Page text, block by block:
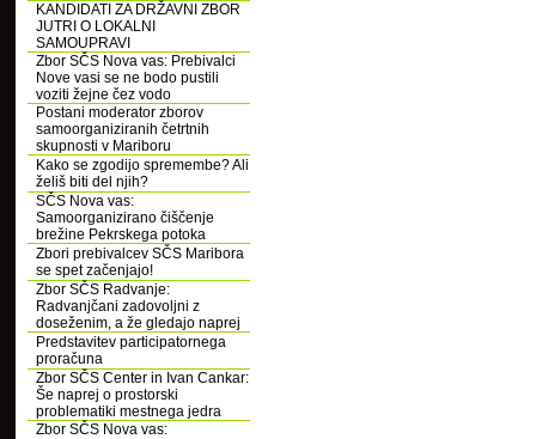
KANDIDATI ZA DRŽAVNI ZBOR
JUTRI O LOKALNI
SAMOUPRAVI
Zbor SČS Nova vas: Prebivalci
Nove vasi se ne bodo pustili
voziti žejne čez vodo
Postani moderator zborov
samoorganiziranih četrtnih
skupnosti v Mariboru
Kako se zgodijo spremembe? Ali
želiš biti del njih?
SČS Nova vas:
Samoorganizirano čiščenje
brežine Pekrskega potoka
Zbori prebivalcev SČS Maribora
se spet začenjajo!
Zbor SČS Radvanje:
Radvanjčani zadovoljni z
doseženim, a že gledajo naprej
Predstavitev participatornega
proračuna
Zbor SČS Center in Ivan Cankar:
Še naprej o prostorski
problematiki mestnega jedra
Zbor SČS Nova vas: